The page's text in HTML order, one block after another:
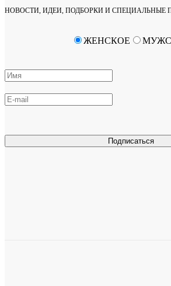
НОВОСТИ, ИДЕИ, ПОДБОРКИ И СПЕЦИАЛЬНЫЕ
Подписаться
ЖЕНСКОЕ